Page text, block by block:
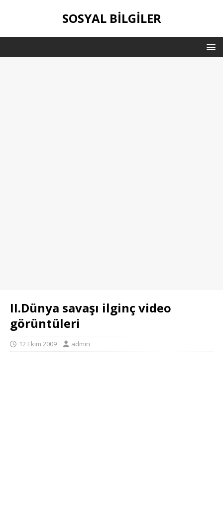
SOSYAL BILGILER
II.Dünya savaşı ilginç video
görüntüleri
12 Ekim 2009 admin